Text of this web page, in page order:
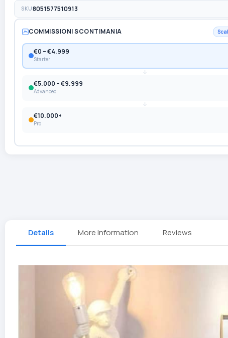
SKU8051577510913
COMMISSIONI SCONTIMANIA
€0 – €4.999
Starter
€5.000 – €9.999
Advanced
€10.000+
Pro
Details More Information Reviews